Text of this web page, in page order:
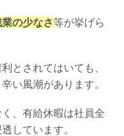
の少なさ等が挙げら
とされてはいても、
い風潮があります。
、有給休暇は社員全
しています。